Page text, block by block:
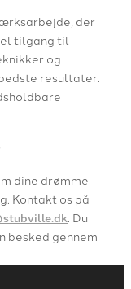
der
tilgang til
og
resultater.
dine drømme
Kontakt os på
. Du
besked gennem